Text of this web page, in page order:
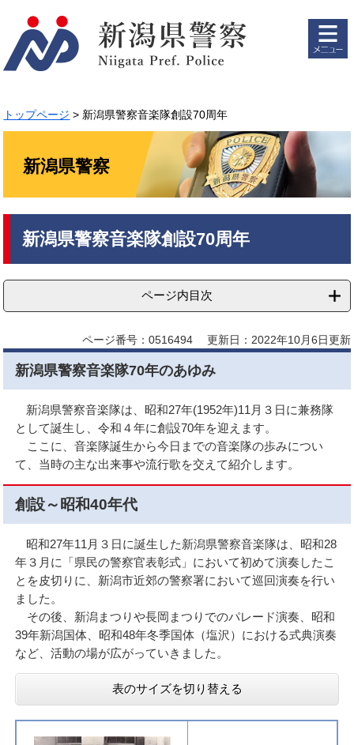
の
先
す。
ー
を
し
トップページ > 新潟県警察音楽隊創設70周年
新潟県警察
新潟県警察音楽隊創設70周年
ページ内目次
ページ番号：0516494 更新日：2022年10月6日更新
新潟県警察音楽隊70年のあゆみ
新潟県警察音楽隊は、昭和27年(1952年)11月３日に兼務隊
として誕生し、令和４年に創設70年を迎えます。
ここに、音楽隊誕生から今日までの音楽隊の歩みについ
て、当時の主な出来事や流行歌を交えて紹介します。
創設～昭和40年代
昭和27年11月３日に誕生した新潟県警察音楽隊は、昭和28
年３月に「県民の警察官表彰式」において初めて演奏したこ
とを皮切りに、新潟市近郊の警察署において巡回演奏を行い
ました。
その後、新潟まつりや長岡まつりでのパレード演奏、昭和
39年新潟国体、昭和48年冬季国体（塩沢）における式典演奏
など、活動の場が広がっていきました。
表のサイズを切り替える